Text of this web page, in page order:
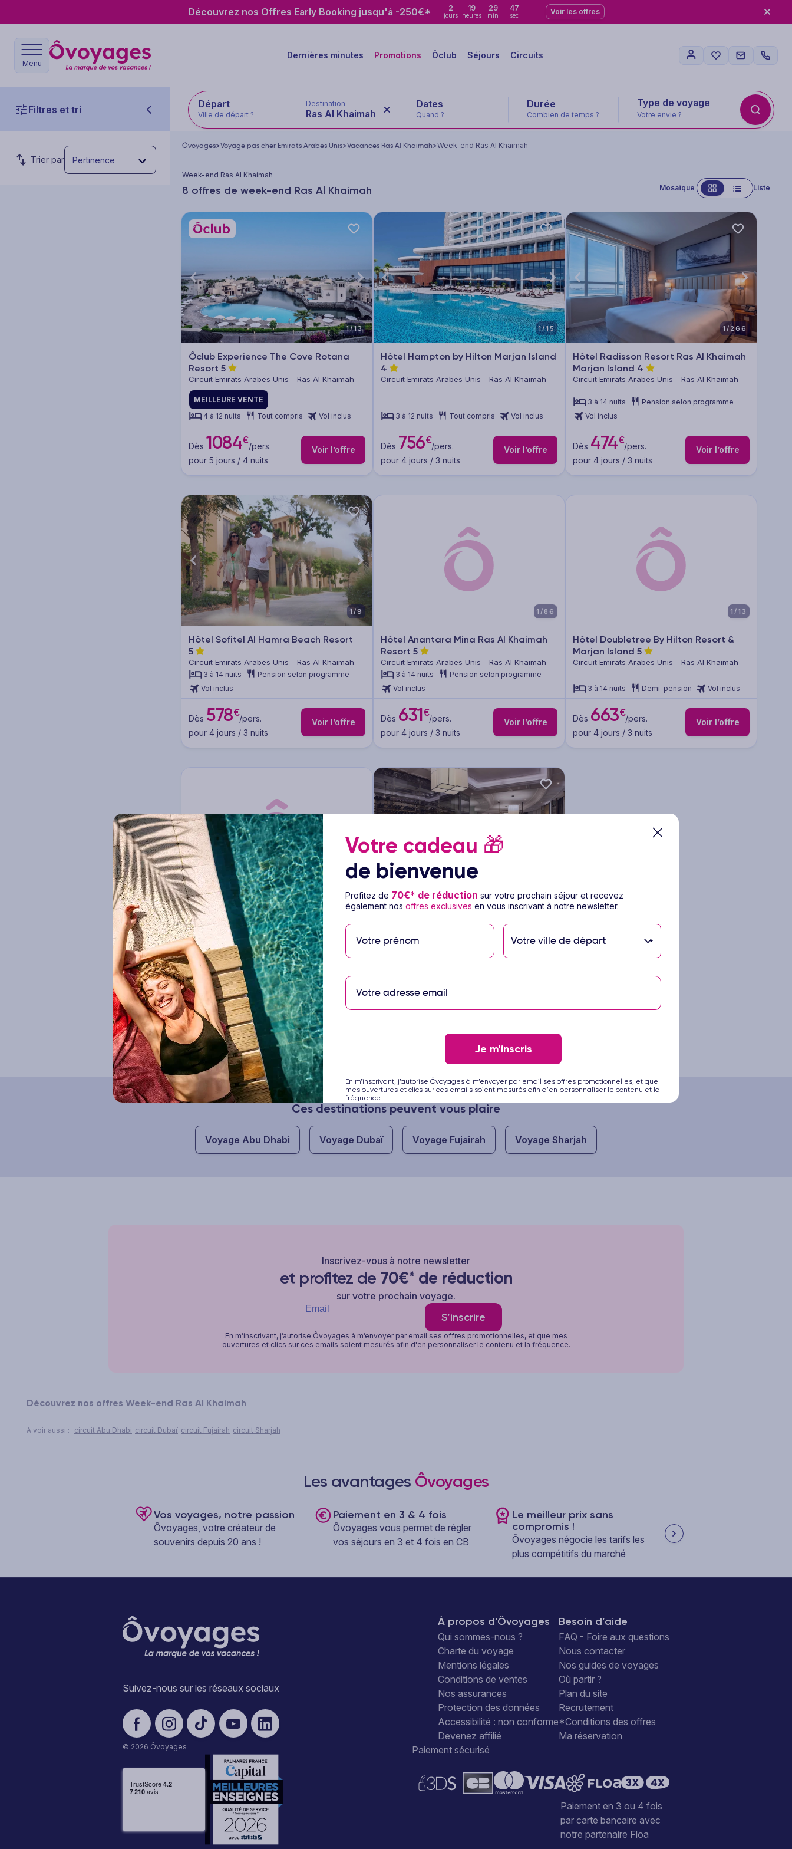
Découvrez nos Offres Early Booking jusqu'à -250€* 2
jours
19
heures
29
min
46
sec Voir les offres
Menu
Dernières minutes Promotions Ôclub Séjours Circuits
Filtres et tri Départ
Ville de départ ?
Destination
Ras Al Khaimah Quand ? Combien de temps ?
Type de voyage
Votre envie ?
Trier par Pertinence
Plage en accès direct (8)
Animateur(s) francophone(s)
Ôclub Experience (1)
Ôvoyages>Voyage pas cher Emirats Arabes Unis>Vacances Ras Al Khaimah>Week-end Ras Al Khaimah
Week-end Ras Al Khaimah
8 offres de week-end Ras Al Khaimah Mosaïque Liste
1/13
Ôclub Experience The Cove Rotana
Resort 5
Circuit Emirats Arabes Unis - Ras Al Khaimah
MEILLEURE VENTE
4 à 12 nuits
Tout compris Vol inclus
Dès 1084€/pers.
pour 5 jours / 4 nuits
Voir l’offre
1/15
Hôtel Hampton by Hilton Marjan Island
4
Circuit Emirats Arabes Unis - Ras Al Khaimah
3 à 12 nuits Tout compris Vol inclus
Dès 756€/pers.
pour 4 jours / 3 nuits
Voir l’offre
1/266
Hôtel Radisson Resort Ras Al Khaimah
Marjan Island 4
Circuit Emirats Arabes Unis - Ras Al Khaimah
3 à 14 nuits
Pension selon programme
Vol inclus
Dès 474€/pers.
pour 4 jours / 3 nuits
Voir l’offre
1/9
Hôtel Sofitel Al Hamra Beach Resort
5
Circuit Emirats Arabes Unis - Ras Al Khaimah
3 à 14 nuits
Pension selon programme
Vol inclus
Dès 578€/pers.
pour 4 jours / 3 nuits
Voir l’offre
1/86
Hôtel Anantara Mina Ras Al Khaimah
Resort 5
Circuit Emirats Arabes Unis - Ras Al Khaimah
3 à 14 nuits
Pension selon programme
Vol inclus
Dès 631€/pers.
pour 4 jours / 3 nuits
Voir l’offre
1/13
Hôtel Doubletree By Hilton Resort &
Marjan Island 5
Circuit Emirats Arabes Unis - Ras Al Khaimah
3 à 14 nuits Demi-pension Vol inclus
Dès 663€/pers.
pour 4 jours / 3 nuits
Voir l’offre
Hôtel Rixos Al Mairid Ras Al Khaimah
5
Circuit Emirats Arabes Unis - Ras Al Khaimah
3 à 14 nuits Vol inclus
Dès 774€/pers.
pour 4 jours / 3 nuits
Voir l’offre
Hôtel Waldorf Astoria Ras Al Khaimah
5
5 à 14 nuits
Pension selon programme
Vol inclus
Dès 872
/pers.
8 voyages sur 8
Ces destinations peuvent vous plaire
Voyage Abu Dhabi Voyage Dubaï Voyage Fujairah Voyage Sharjah
Inscrivez-vous à notre newsletter
et profitez de 70€* de réduction
sur votre prochain voyage.
S’inscrire
En m’inscrivant, j’autorise Ôvoyages à m’envoyer par email ses offres promotionnelles, et que mes
ouvertures et clics sur ces emails soient mesurés afin d'en personnaliser le contenu et la fréquence.
Découvrez nos offres Week-end Ras Al Khaimah
A voir aussi : circuit Abu Dhabi circuit Dubaï circuit Fujairah circuit Sharjah
Les avantages Ôvoyages
Vos voyages, notre passion
Ôvoyages, votre créateur de
souvenirs depuis 20 ans !
Paiement en 3 & 4 fois
Ôvoyages vous permet de régler
vos séjours en 3 et 4 fois en CB
Le meilleur prix sans
compromis !
Ôvoyages négocie les tarifs les
plus compétitifs du marché
Suivez-nous sur les réseaux sociaux
À propos d’Ôvoyages
Qui sommes-nous ?
Charte du voyage
Mentions légales
Conditions de ventes
Nos assurances
Protection des données
Accessibilité : non conforme
Devenez affilié
Besoin d’aide
FAQ - Foire aux questions
Nous contacter
Nos guides de voyages
Où partir ?
Plan du site
Recrutement
*Conditions des offres
Ma réservation
© 2026 Ôvoyages Paiement sécurisé
Paiement en 3 ou 4 fois
par carte bancaire avec
notre partenaire Floa
Votre cadeau 🎁
de bienvenue
Profitez de 70€* de réduction sur votre prochain séjour et recevez
également nosoffres exclusives en vous inscrivant à notre newsletter.
Votre ville de départ
Je m'inscris
En m’inscrivant, j’autorise Ôvoyages à m’envoyer par email ses offres promotionnelles, et que
mes ouvertures et clics sur ces emails soient mesurés afin d'en personnaliser le contenu et la
fréquence.